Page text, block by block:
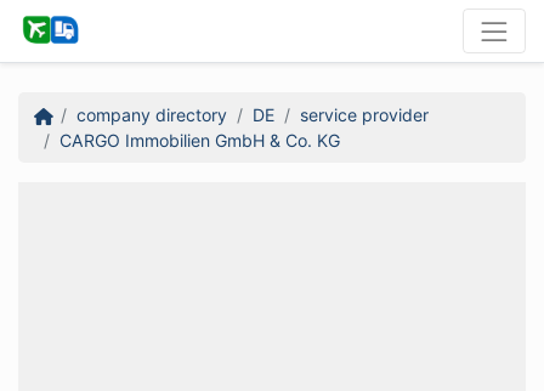
company directory DE
service provider
CARGO Immobilien GmbH & Co. KG